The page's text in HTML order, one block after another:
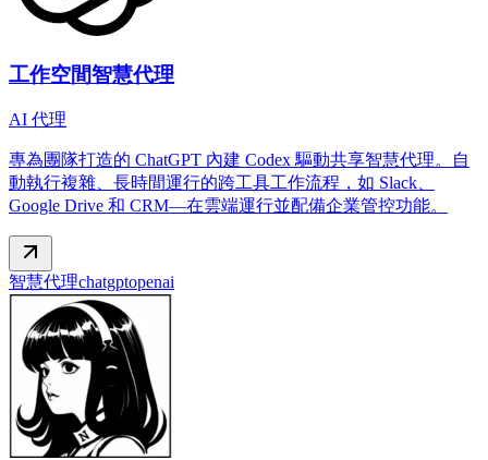
工作空間智慧代理
AI 代理
專為團隊打造的 ChatGPT 內建 Codex 驅動共享智慧代理。自
動執行複雜、長時間運行的跨工具工作流程，如 Slack、
Google Drive 和 CRM—在雲端運行並配備企業管控功能。
智慧代理chatgptopenai